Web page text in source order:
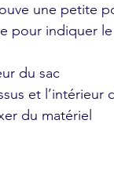
une petite
pour indiquer
du sac
et l’intérieur
du matériel